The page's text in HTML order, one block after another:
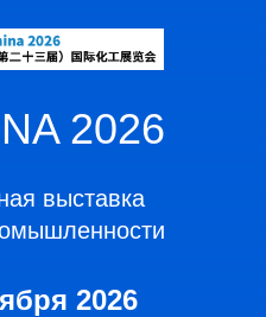
выставка
2026
2026